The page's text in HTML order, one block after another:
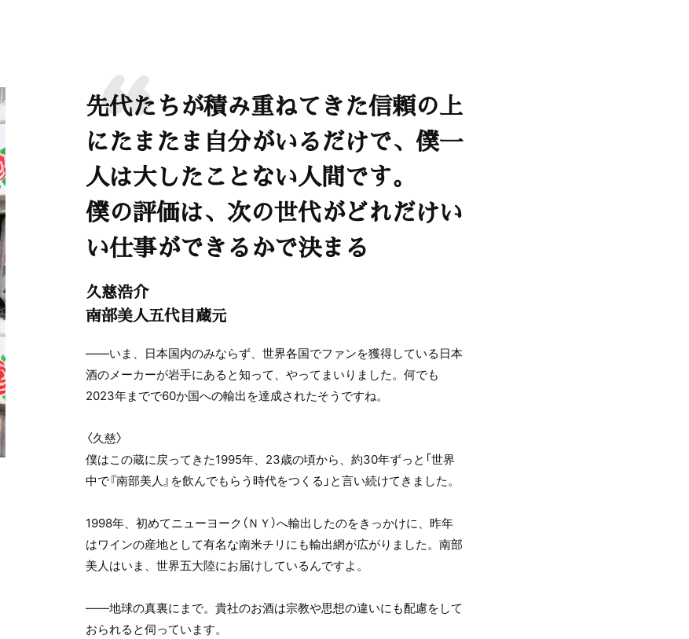
先代たちが積み重ねてきた信頼の上
にたまたま自分がいるだけで、僕一
人は大したことない人間です。
僕の評価は、次の世代がどれだけい
い仕事ができるかで決まる
久慈浩介
南部美人五代目蔵元
――いま、日本国内のみならず、世界各国でファンを獲得している日本
酒のメーカーが岩手にあると知って、やってまいりました。何でも
2023年までで60か国への輸出を達成されたそうですね。
〈久慈〉
僕はこの蔵に戻ってきた1995年、23歳の頃から、約30年ずっと「世界
中で『南部美人』を飲んでもらう時代をつくる」と言い続けてきました。
1998年、初めてニューヨーク（ＮＹ）へ輸出したのをきっかけに、昨年
はワインの産地として有名な南米チリにも輸出網が広がりました。南部
美人はいま、世界五大陸にお届けしているんですよ。
――地球の真裏にまで。貴社のお酒は宗教や思想の違いにも配慮をして
おられると伺っています。